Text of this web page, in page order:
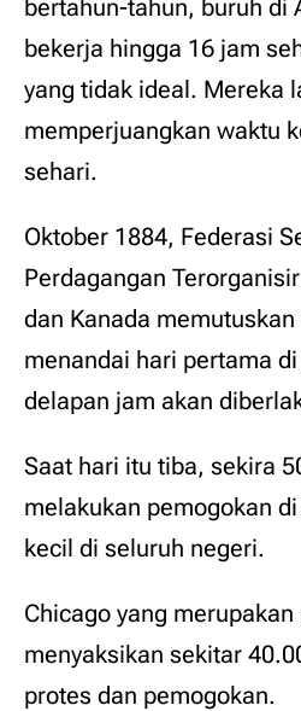
bertahun-tahun, buruh di
bekerja hingga 16 jam
yang tidak ideal. Mereka
memperjuangkan waktu
sehari.
Oktober 1884, Federasi
Perdagangan
dan Kanada
menandai hari pertama
delapan jam akan
Saat hari itu tiba, sekira
melakukan pemogokan
kecil di seluruh negeri.
Chicago yang
menyaksikan sekitar
protes dan pemogokan.